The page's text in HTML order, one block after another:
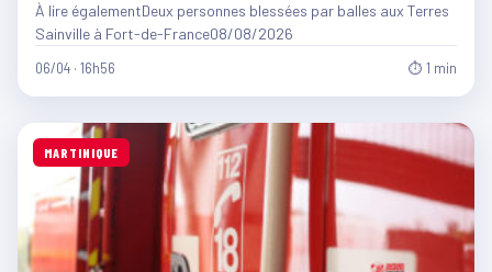
À lire égalementDeux personnes blessées par balles aux Terres
Sainville à Fort-de-France08/08/2026
06/04 · 16h56 ⏱ 1 min
MARTINIQUE